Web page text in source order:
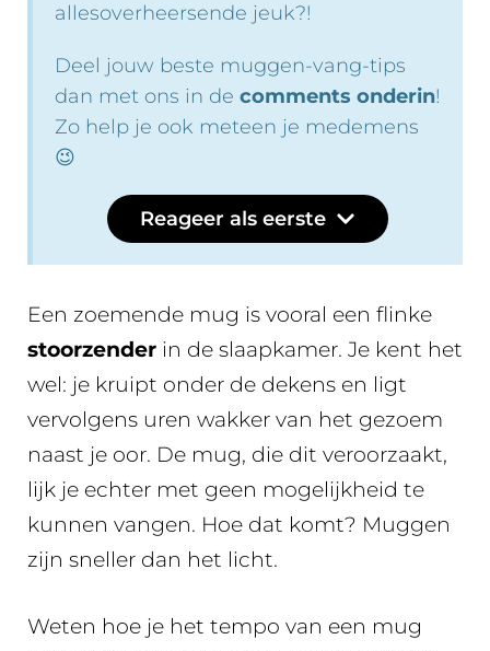
allesoverheersende jeuk?!
Deel jouw beste muggen-vang-tips
dan met ons in de comments onderin!
Zo help je ook meteen je medemens
😉
Reageer als eerste
Een zoemende mug is vooral een flinke
stoorzender in de slaapkamer. Je kent het
wel: je kruipt onder de dekens en ligt
vervolgens uren wakker van het gezoem
naast je oor. De mug, die dit veroorzaakt,
lijk je echter met geen mogelijkheid te
kunnen vangen. Hoe dat komt? Muggen
zijn sneller dan het licht.
Weten hoe je het tempo van een mug